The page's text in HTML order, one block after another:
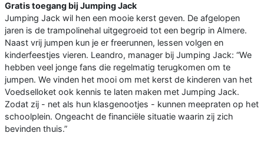
Gratis toegang bij Jumping Jack
Jumping Jack wil hen een mooie kerst geven. De afgelopen
jaren is de trampolinehal uitgegroeid tot een begrip in Almere.
Naast vrij jumpen kun je er freerunnen, lessen volgen en
kinderfeestjes vieren. Leandro, manager bij Jumping Jack: “We
hebben veel jonge fans die regelmatig terugkomen om te
jumpen. We vinden het mooi om met kerst de kinderen van het
Voedselloket ook kennis te laten maken met Jumping Jack.
Zodat zij - net als hun klasgenootjes - kunnen meepraten op het
schoolplein. Ongeacht de financiële situatie waarin zij zich
bevinden thuis.”